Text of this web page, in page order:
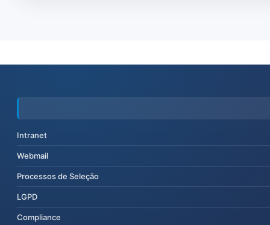
Intranet
Webmail
Processos de Seleção
LGPD
Compliance